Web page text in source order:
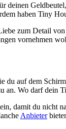
haben Tiny
zum Detail
vornehmen
auf dem
Wo darf dein
damit du
Anbieter